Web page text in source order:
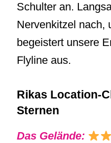
Schulter an.
Nervenkitzel nach,
begeistert unsere
Flyline aus.
Rikas Location-
Sternen
Das Gelände: